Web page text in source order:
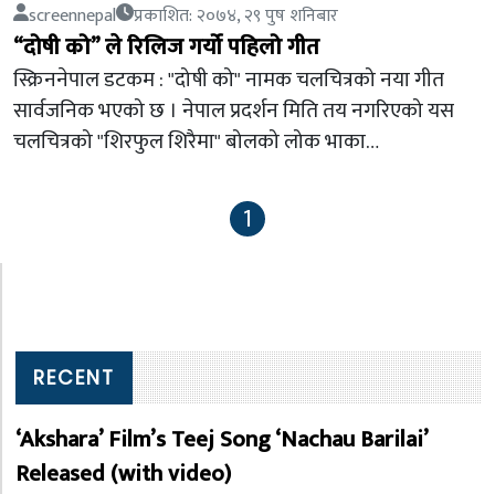
screennepal प्रकाशित: २०७४, २९ पुष शनिबार
“दोषी को” ले रिलिज गर्यो पहिलो गीत
स्क्रिननेपाल डटकम : "दोषी को" नामक चलचित्रको नया गीत
सार्वजनिक भएको छ । नेपाल प्रदर्शन मिति तय नगरिएको यस
चलचित्रको "शिरफुल शिरैमा" बोलको लोक भाका…
1
RECENT
‘Akshara’ Film’s Teej Song ‘Nachau Barilai’
Released (with video)